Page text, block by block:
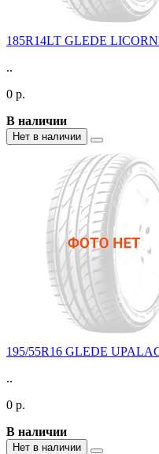
185R14LT GLEDE
..
0 р.
В наличии
Нет в наличии
195/55R16 GLEDE
..
0 р.
В наличии
Нет в наличии